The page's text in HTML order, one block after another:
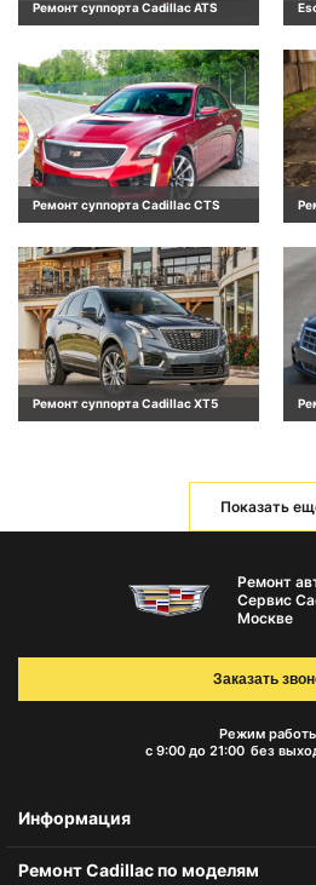
Ремонт суппорта Cadillac ATS
Ремонт суппорта Cadillac CTS
Ремонт суппорта Cadillac XT5
Показать
Ремонт
Сервис
Москве
Режим
с 9:00 до 21:00 без
Заказать
Информация
Ремонт Cadillac по моделям